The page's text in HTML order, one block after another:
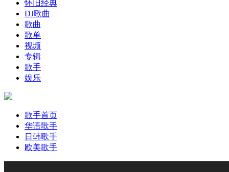
怀旧经典
DJ歌曲
歌曲
歌单
视频
专辑
歌手
娱乐
歌手首页
华语歌手
日韩歌手
欧美歌手